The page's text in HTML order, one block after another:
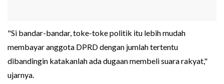
"Si bandar-bandar, toke-toke politik itu lebih mudah
membayar anggota DPRD dengan jumlah tertentu
dibandingin katakanlah ada dugaan membeli suara rakyat,"
ujarnya.